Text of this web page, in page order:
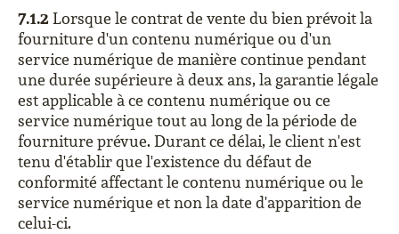
7.1.2 Lorsque le contrat de vente du bien prévoit la
fourniture d'un contenu numérique ou d'un
service numérique de manière continue pendant
une durée supérieure à deux ans, la garantie légale
est applicable à ce contenu numérique ou ce
service numérique tout au long de la période de
fourniture prévue. Durant ce délai, le client n'est
tenu d'établir que l'existence du défaut de
conformité affectant le contenu numérique ou le
service numérique et non la date d'apparition de
celui-ci.